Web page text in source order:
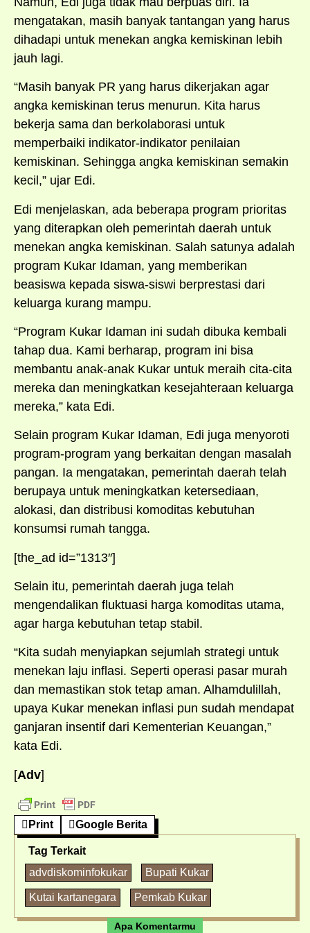
mengatakan, masih banyak tantangan yang harus
dihadapi untuk menekan angka kemiskinan lebih
jauh lagi.
“Masih banyak PR yang harus dikerjakan agar
angka kemiskinan terus menurun. Kita harus
bekerja sama dan berkolaborasi untuk
memperbaiki indikator-indikator penilaian
kemiskinan. Sehingga angka kemiskinan semakin
kecil,” ujar Edi.
Edi menjelaskan, ada beberapa program prioritas
yang diterapkan oleh pemerintah daerah untuk
menekan angka kemiskinan. Salah satunya adalah
program Kukar Idaman, yang memberikan
beasiswa kepada siswa-siswi berprestasi dari
keluarga kurang mampu.
“Program Kukar Idaman ini sudah dibuka kembali
tahap dua. Kami berharap, program ini bisa
membantu anak-anak Kukar untuk meraih cita-cita
mereka dan meningkatkan kesejahteraan keluarga
mereka,” kata Edi.
Selain program Kukar Idaman, Edi juga menyoroti
program-program yang berkaitan dengan masalah
pangan. Ia mengatakan, pemerintah daerah telah
berupaya untuk meningkatkan ketersediaan,
alokasi, dan distribusi komoditas kebutuhan
konsumsi rumah tangga.
[the_ad id=”1313″]
Selain itu, pemerintah daerah juga telah
mengendalikan fluktuasi harga komoditas utama,
agar harga kebutuhan tetap stabil.
“Kita sudah menyiapkan sejumlah strategi untuk
menekan laju inflasi. Seperti operasi pasar murah
dan memastikan stok tetap aman. Alhamdulillah,
upaya Kukar menekan inflasi pun sudah mendapat
ganjaran insentif dari Kementerian Keuangan,”
kata Edi.
[Adv]
Print Google Berita
Tag Terkait
advdiskominfokukar
Bupati Kukar
Kutai kartanegara Pemkab Kukar
Apa Komentarmu